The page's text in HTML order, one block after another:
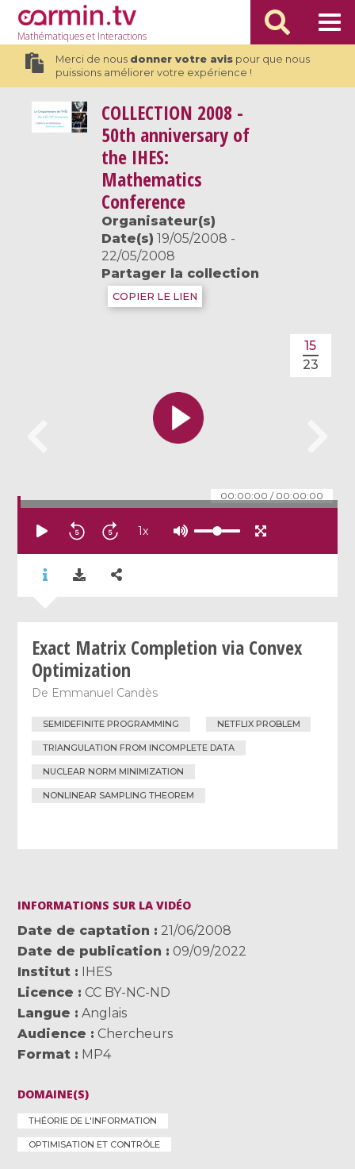
Mathématiqueset Interactions
Merci de nous donner votre avispour que nous
puissions améliorer votre expérience !
COLLECTION 2008 -
50th anniversary of
the IHES:
Mathematics
Conference
Organisateur(s)
Date(s) 19/05/2008 -
22/05/2008
Partager la collection
COPIER LE LIEN
00:00:00 / 00:00:00
15
23
1x
Exact Matrix Completion via Convex
Optimization
De Emmanuel Candès
SEMIDEFINITE PROGRAMMING NETFLIX PROBLEM
TRIANGULATION FROM INCOMPLETE DATA
NUCLEAR NORM MINIMIZATION
NONLINEAR SAMPLING THEOREM
INFORMATIONS SUR LA VIDÉO
Date de captation
21/06/2008
Date de publication
09/09/2022
Institut
IHES
Licence
CC BY-NC-ND
Langue
Anglais
Audience
Chercheurs
Format
MP4
DOMAINE(S)
THÉORIE DE L'INFORMATION
OPTIMISATION ET CONTRÔLE